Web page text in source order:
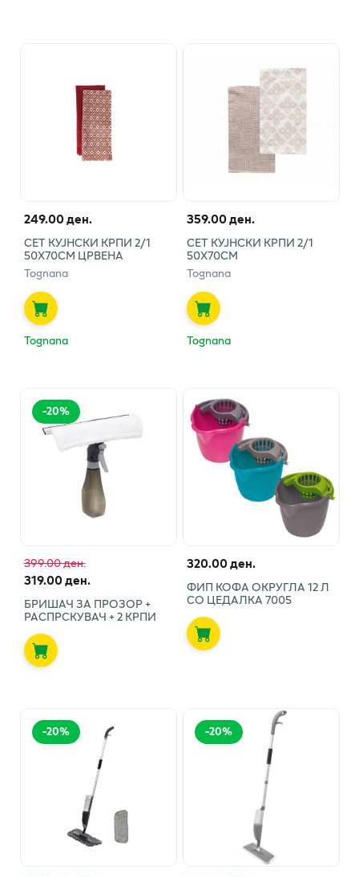
249.00 ден.
СЕТ КУЈНСКИ КРПИ 2/1
50Х70СМ ЦРВЕНА
Tognana
Tognana
359.00 ден.
СЕТ КУЈНСКИ КРПИ 2/1
50Х70СМ
Tognana
Tognana
-20%
399.00 ден.
319.00 ден.
БРИШАЧ ЗА ПРОЗОР +
РАСПРСКУВАЧ + 2 КРПИ
320.00 ден.
ФИП КОФА ОКРУГЛА 12 Л
СО ЦЕДАЛКА 7005
-20% -20%